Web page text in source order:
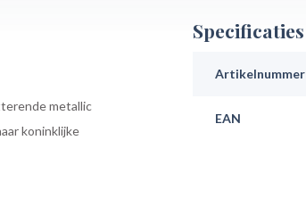
metallic
koninklijke
Specificaties
Artikelnummer
EAN